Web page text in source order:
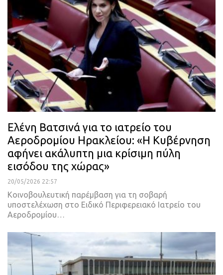
Ελένη Βατσινά για το ιατρείο του
Αεροδρομίου Ηρακλείου: «Η Κυβέρνηση
αφήνει ακάλυπτη μια κρίσιμη πύλη
εισόδου της χώρας»
20/05/2026 22:57
Κοινοβουλευτική παρέμβαση για τη σοβαρή
υποστελέχωση στο Ειδικό Περιφερειακό Ιατρείο του
Αεροδρομίου…